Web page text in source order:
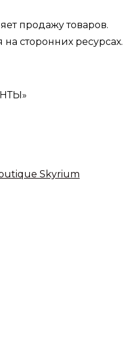
продажу товаров.
сторонних ресурсах.
Skyrium